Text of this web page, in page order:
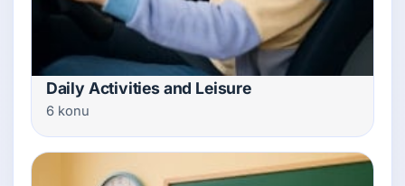
Daily Activities and Leisure
6 konu